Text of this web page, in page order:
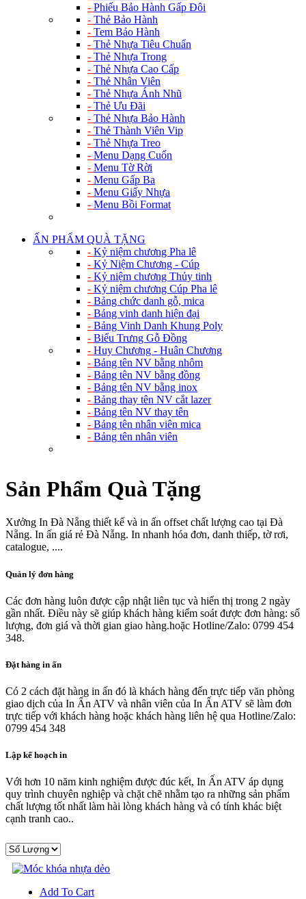
- Phiếu Bảo Hành Gấp Đôi
- Thẻ Bảo Hành
- Tem Bảo Hành
- Thẻ Nhựa Tiêu Chuẩn
- Thẻ Nhựa Trong
- Thẻ Nhựa Cao Cấp
- Thẻ Nhân Viên
- Thẻ Nhựa Ánh Nhũ
- Thẻ Ưu Đãi
- Thẻ Nhựa Bảo Hành
- Thẻ Thành Viên Vip
- Thẻ Nhựa Treo
- Menu Dạng Cuốn
- Menu Tờ Rời
- Menu Gấp Ba
- Menu Giấy Nhựa
- Menu Bồi Format
ẤN PHẨM QUÀ TẶNG
- Kỷ niệm chương Pha lê
- Kỷ Niệm Chương - Cúp
- Kỷ niệm chương Thủy tinh
- Kỷ niệm chương Cúp Pha lê
- Bảng chức danh gỗ, mica
- Bảng vinh danh hiện đại
- Bảng Vinh Danh Khung Poly
- Biểu Trưng Gỗ Đồng
- Huy Chương - Huân Chương
- Bảng tên NV bằng nhôm
- Bảng tên NV bằng đồng
- Bảng tên NV bằng inox
- Bảng thay tên NV cắt lazer
- Bảng tên NV thay tên
- Bảng tên nhân viên mica
- Bảng tên nhân viên
Sản Phẩm Quà Tặng
Xưởng In Đà Nẵng thiết kế và in ấn offset chất lượng cao tại Đà
Nẵng. In ấn giá rẻ Đà Nẵng. In nhanh hóa đơn, danh thiếp, tờ rơi,
catalogue, ....
Quản lý đơn hàng
Các đơn hàng luôn được cập nhật liên tục và hiển thị trong 2 ngày
gần nhất. Điều này sẽ giúp khách hàng kiểm soát được đơn hàng: số
lượng, đơn giá và thời gian giao hàng.hoặc Hotline/Zalo: 0799 454
348.
Đặt hàng in ấn
Có 2 cách đặt hàng in ấn đó là khách hàng đến trực tiếp văn phòng
giao dịch của In Ấn ATV và nhân viên của In Ấn ATV sẽ làm đơn
trực tiếp với khách hàng hoặc khách hàng liên hệ qua Hotline/Zalo:
0799 454 348
Lập kế hoạch in
Với hơn 10 năm kinh nghiệm được đúc kết, In Ấn ATV áp dụng
quy trình chuyên nghiệp và chặt chẽ nhằm tạo ra những sản phẩm
chất lượng tốt nhất làm hài lòng khách hàng và có tính khác biệt
cạnh tranh cao..
Add To Cart